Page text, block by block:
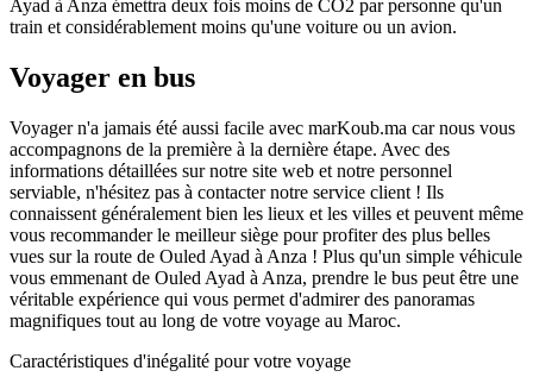
Ayad à Anza émettra deux fois moins de CO2 par personne qu'un
train et considérablement moins qu'une voiture ou un avion.
Voyager en bus
Voyager n'a jamais été aussi facile avec marKoub.ma car nous vous
accompagnons de la première à la dernière étape. Avec des
informations détaillées sur notre site web et notre personnel
serviable, n'hésitez pas à contacter notre service client ! Ils
connaissent généralement bien les lieux et les villes et peuvent même
vous recommander le meilleur siège pour profiter des plus belles
vues sur la route de Ouled Ayad à Anza ! Plus qu'un simple véhicule
vous emmenant de Ouled Ayad à Anza, prendre le bus peut être une
véritable expérience qui vous permet d'admirer des panoramas
magnifiques tout au long de votre voyage au Maroc.
Caractéristiques d'inégalité pour votre voyage